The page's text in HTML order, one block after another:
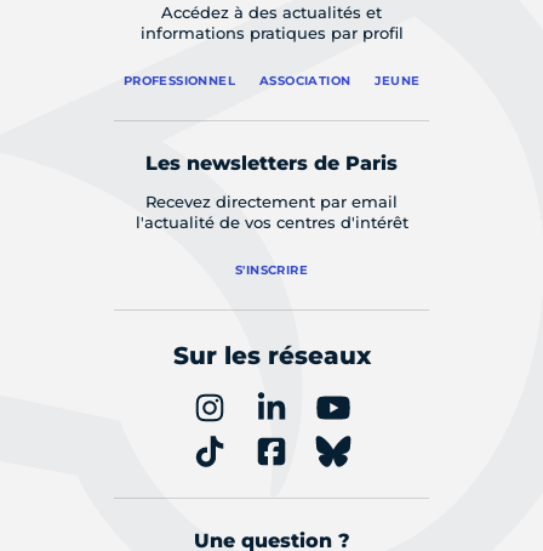
Accédez à des actualités et
informations pratiques par profil
PROFESSIONNEL ASSOCIATION JEUNE
Les newsletters de Paris
Recevez directement par email
l'actualité de vos centres d'intérêt
S'INSCRIRE
Sur les réseaux
Une question ?